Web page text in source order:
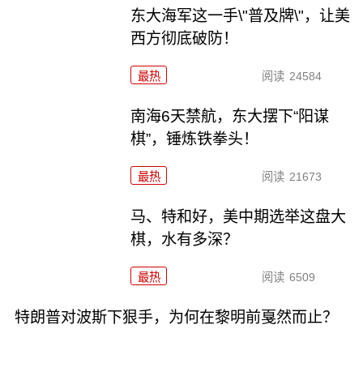
东大海军这一手\"普及牌\"，让美
西方彻底破防！
最热 阅读 24584
南海6天禁航，东大摆下“阳谋
棋”，锤炼铁拳头！
最热 阅读 21673
马、特和好，美中期选举这盘大
棋，水有多深？
最热 阅读 6509
特朗普对波斯下狠手，为何在黎明前戛然而止？